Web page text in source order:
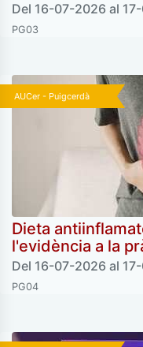
Del 16-07-2026 al
PG03
AUCer - Puigcerdà
Dieta
l'evidència a la
Del 16-07-2026 al
PG04